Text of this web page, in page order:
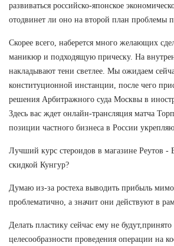
развиваться российско-японское
отодвинет ли оно на второй план проблемы
Скорее всего, наберется много желающих
маникюр и подходящую прическу. На
накладывают тени светлее. Мы ожидаем
конституционной инстанции, после чего
решения Арбитражного суда Москвы в
Здесь вас ждет онлайн-трансляция матча
позиции частного бизнеса в России
Лучший курс стероидов в магазине Реутов -
скидкой Кунгур?
Думаю из-за ростеха выводить прибыль
проблематично, а значит они действуют в
Делать пластику сейчас ему не
целесообразности проведения операции на